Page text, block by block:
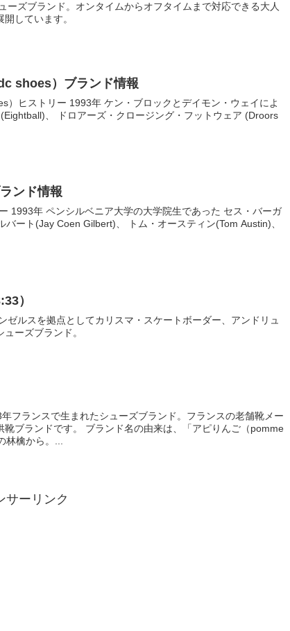
ーズブランド。オンタイムからオフタイムまで対応できる大人
しています。
shoes）ブランド情報
ックとデイモン・ウェイによ
、 ドロアーズ・クロージング・フットウェア (Droors
ンド情報
ガ
ート(Jay Coen Gilbert)、 トム・オースティン(Tom Austin)、
）
ゼルスを拠点としてカリスマ・スケートボーダー、アンドリュ
ーズブランド。
フランスで生まれたシューズブランド。フランスの老舗靴メー
の由来は、「アピりんご（pomme
林檎から。...
サーリンク